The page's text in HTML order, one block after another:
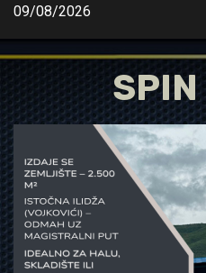
Skip
content
09/08/2026
SPIN